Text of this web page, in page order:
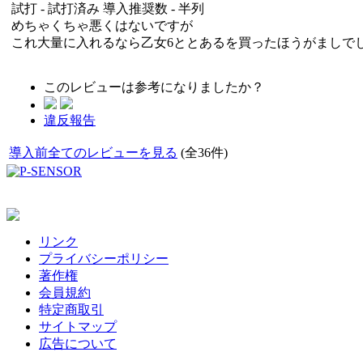
試打 - 試打済み 導入推奨数 - 半列
めちゃくちゃ悪くはないですが
これ大量に入れるなら乙女6ととあるを買ったほうがましで
このレビューは参考になりましたか？
違反報告
導入前全てのレビューを見る (全36件)
リンク
プライバシーポリシー
著作権
会員規約
特定商取引
サイトマップ
広告について